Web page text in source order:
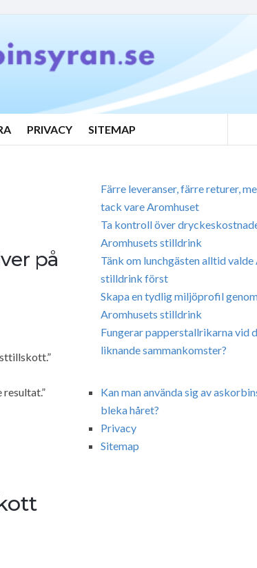
PRIVACY SITEMAP
på
Färre leveranser, färre returer,
tack vare Aromhuset
Ta kontroll över
Aromhusets stilldrink
Tänk om lunchgästen alltid valde
stilldrink först
Skapa en tydlig miljöprofil
Aromhusets stilldrink
Fungerar papperstallrikarna vid
liknande sammankomster?
Kan man använda sig av
bleka håret?
Privacy
Sitemap